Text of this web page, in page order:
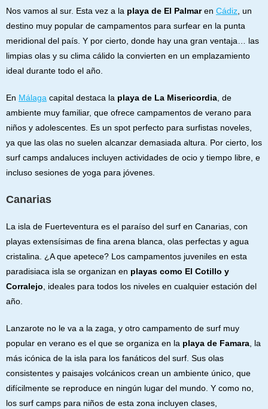
Nos vamos al sur. Esta vez a la playa de El Palmaren Cádiz, un
destino muy popular de campamentos para surfear en la punta
meridional del país. Y por cierto, donde hay una gran ventaja… las
limpias olas y su clima cálido la convierten en un emplazamiento
ideal durante todo el año.
En Málaga capital destaca la playa de La Misericordia, de
ambiente muy familiar, que ofrece campamentos de verano para
niños y adolescentes. Es un spot perfecto para surfistas noveles,
ya que las olas no suelen alcanzar demasiada altura. Por cierto, los
surf camps andaluces incluyen actividades de ocio y tiempo libre, e
incluso sesiones de yoga para jóvenes.
Canarias
La isla de Fuerteventura es el paraíso del surf en Canarias, con
playas extensísimas de fina arena blanca, olas perfectas y agua
cristalina. ¿A que apetece? Los campamentos juveniles en esta
paradisiaca isla se organizan en playas como El Cotillo y
Corralejo, ideales para todos los niveles en cualquier estación del
año.
Lanzarote no le va a la zaga, y otro campamento de surf muy
popular en verano es el que se organiza en la playa de Famara, la
más icónica de la isla para los fanáticos del surf. Sus olas
consistentes y paisajes volcánicos crean un ambiente único, que
difícilmente se reproduce en ningún lugar del mundo. Y como no,
los surf camps para niños de esta zona incluyen clases,